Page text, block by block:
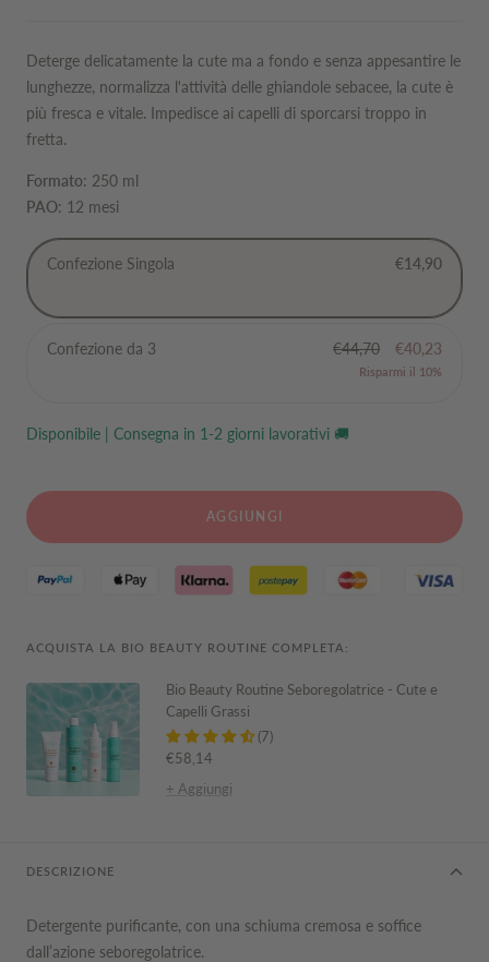
vendita
Deterge delicatamente la cute ma a fondo e senza appesantire le
lunghezze, normalizza l'attività delle ghiandole sebacee, la cute è
più fresca e vitale. Impedisce ai capelli di sporcarsi troppo in
fretta.
Formato: 250 ml
PAO: 12 mesi
Confezione Singola €14,90
Confezione da 3 €44,70 €40,23
Risparmi il 10%
Disponibile | Consegna in 1-2 giorni lavorativi 🚚
AGGIUNGI
DESCRIZIONE
Detergente purificante, con una schiuma cremosa e soffice
dall’azione seboregolatrice.
ACQUISTA LA BIO BEAUTY ROUTINE COMPLETA:
Bio Beauty Routine Seboregolatrice - Cute e
Capelli Grassi
(7)
Prezzo
€58,14
+ Aggiungi